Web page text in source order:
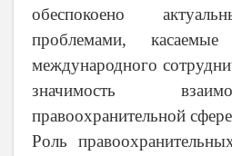
обеспокоено
проблемами,
международного
значимость
правоохранительной
Роль